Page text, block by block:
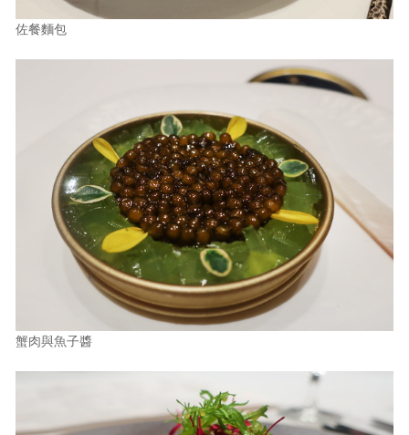
佐餐麵包
蟹肉與魚子醬